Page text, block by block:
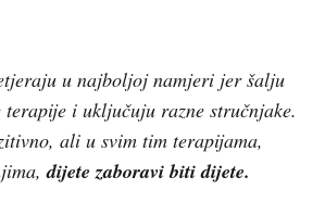
u najboljoj namjeri jer šalju
terapije i uključuju razne stručnjake.
ali u svim tim terapijama,
dijete zaboravi biti dijete.